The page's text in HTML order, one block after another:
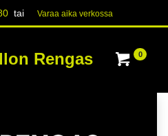
tai Varaa aika verk​​​​ossa
Rengas 0